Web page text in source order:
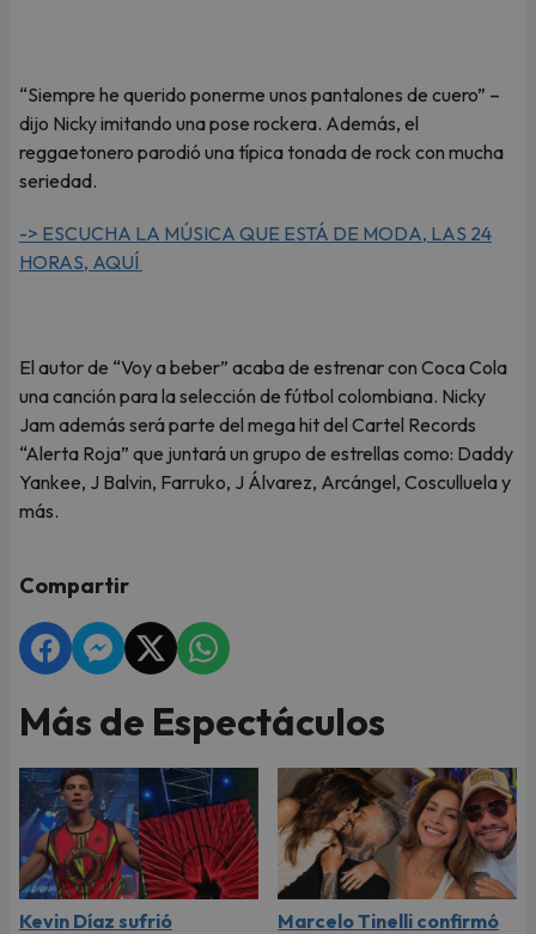
“Siempre he querido ponerme unos pantalones de cuero” –
dijo Nicky imitando una pose rockera. Además, el
reggaetonero parodió una típica tonada de rock con mucha
seriedad.
-> ESCUCHA LA MÚSICA QUE ESTÁ DE MODA, LAS 24
HORAS, AQUÍ
El autor de “Voy a beber” acaba de estrenar con Coca Cola
una canción para la selección de fútbol colombiana. Nicky
Jam además será parte del mega hit del Cartel Records
“Alerta Roja” que juntará un grupo de estrellas como: Daddy
Yankee, J Balvin, Farruko, J Álvarez, Arcángel, Cosculluela y
más.
Compartir
Más de Espectáculos
Kevin Díaz sufrió
Marcelo Tinelli confirmó